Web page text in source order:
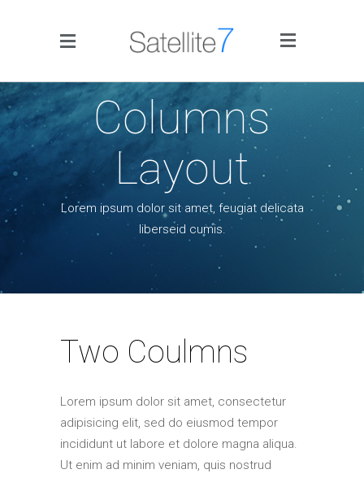
Side Menu
Home
Blog
Columns
Layout
Lorem ipsum dolor sit amet, feugiat delicata
liberseid cumis.
Two Coulmns
Lorem ipsum dolor sit amet, consectetur
adipisicing elit, sed do eiusmod tempor
incididunt ut labore et dolore magna aliqua.
Ut enim ad minim veniam, quis nostrud